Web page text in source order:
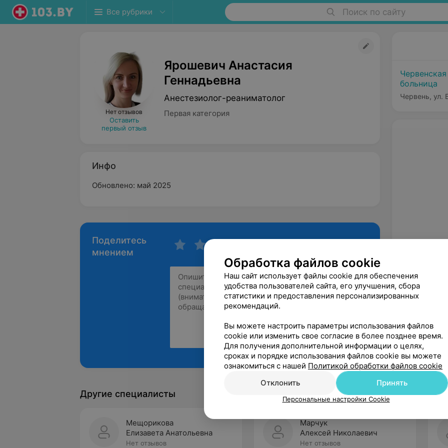
Все рубрики Поиск по сайту
Нет отзывов
Оставить
первый отзыв
Ярошевич Анастасия
Геннадьевна
Анестезиолог-реаниматолог
Первая категория
Инфо
Обновлено: май 2025
Поделитесь
мнением
Рекомендую
больница
Червень, ул.
Другие специалисты
Мещорикова
Елизавета Анатольевна
Нет отзывов
Марчук
Алексей Николаевич
Нет отзывов
Обработка файлов cookie
Наш сайт использует файлы cookie для обеспечения
удобства пользователей сайта, его улучшения, сбора
статистики и предоставления персонализированных
рекомендаций.
Вы можете настроить параметры использования файлов
cookie или изменить свое согласие в более позднее время.
Для получения дополнительной информации о целях,
сроках и порядке использования файлов cookie вы можете
ознакомиться с нашей Политикой обработки файлов cookie
Отклонить
Принять
Персональные настройки Cookie